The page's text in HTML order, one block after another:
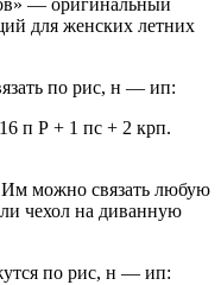
— оригинальный
для женских летних
по рис, н — ип:
п Р + 1 пс + 2 крп.
можно связать любую
чехол на диванную
по рис, н — ип: